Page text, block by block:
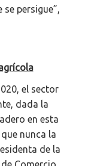
persigue”,
el sector
dada la
en esta
nunca la
de la